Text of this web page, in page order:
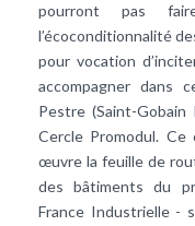
pourront pas
l’écoconditionnalité
pour vocation
accompagner dans
Pestre (Saint-
Cercle Promodul.
œuvre la feuille de
des bâtiments du
France Industrielle -